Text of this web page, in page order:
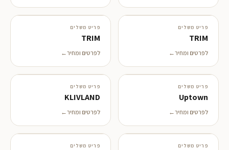
פריט משלים
TRIM
לפרטים ומחיר
פריט משלים
TRIM
לפרטים ומחיר
פריט משלים
Uptown
לפרטים ומחיר
פריט משלים
KLIVLAND
לפרטים ומחיר
פריט משלים פריט משלים